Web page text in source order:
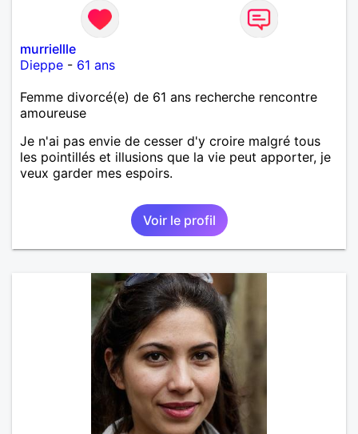
murriellle
Dieppe - 61 ans
Femme divorcé(e) de 61 ans recherche rencontre
amoureuse
Je n'ai pas envie de cesser d'y croire malgré tous
les pointillés et illusions que la vie peut apporter, je
veux garder mes espoirs.
Voir le profil